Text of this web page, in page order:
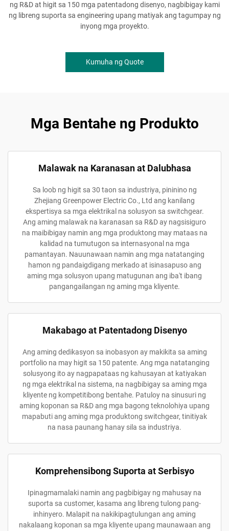
ng R&D at higit sa 150 mga patentadong disenyo, nagbibigay kami
ng libreng suporta sa engineering upang matiyak ang tagumpay ng
inyong mga proyekto.
Kumuha ng Quote
Mga Bentahe ng Produkto
Malawak na Karanasan at Dalubhasa
Sa loob ng higit sa 30 taon sa industriya, pininino ng
Zhejiang Greenpower Electric Co., Ltd ang kanilang
ekspertisya sa mga elektrikal na solusyon sa switchgear.
Ang aming malawak na karanasan sa R&D ay nagsisiguro
na maibibigay namin ang mga produktong may mataas na
kalidad na tumutugon sa internasyonal na mga
pamantayan. Nauunawaan namin ang mga natatanging
hamon ng pandaigdigang merkado at isinasapuso ang
aming mga solusyon upang matugunan ang iba't ibang
pangangailangan ng aming mga kliyente.
Makabago at Patentadong Disenyo
Ang aming dedikasyon sa inobasyon ay makikita sa aming
portfolio na may higit sa 150 patente. Ang mga natatanging
solusyong ito ay nagpapataas ng kahusayan at katiyakan
ng mga elektrikal na sistema, na nagbibigay sa aming mga
kliyente ng kompetitibong bentahe. Patuloy na sinusuri ng
aming koponan sa R&D ang mga bagong teknolohiya upang
mapabuti ang aming mga produktong switchgear, tinitiyak
na nasa paunang hanay sila sa industriya.
Komprehensibong Suporta at Serbisyo
Ipinagmamalaki namin ang pagbibigay ng mahusay na
suporta sa customer, kasama ang libreng tulong pang-
inhinyero. Malapit na nakikipagtulungan ang aming
nakalaang koponan sa mga kliyente upang maunawaan ang